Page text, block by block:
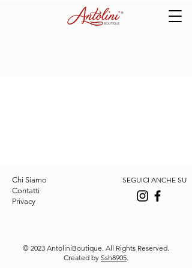
Chi Siamo
SEGUICI ANCHE SU
Contatti
Privacy
© 2023 AntoliniBoutique. All Rights Reserved.
Created by Ssh8905.